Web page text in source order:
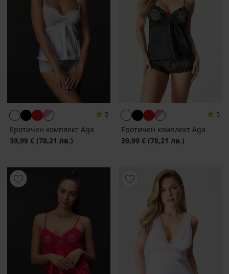
5
Еротичен комплект Aga
39,99 € (78,21 лв.)
5
Еротичен комплект Aga
39,99 € (78,21 лв.)